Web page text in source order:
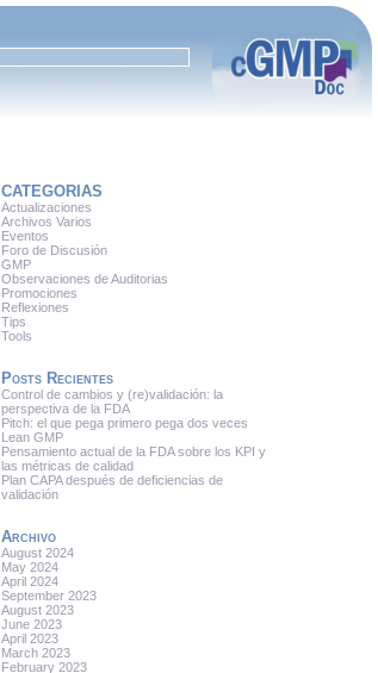
CATEGORIAS
Actualizaciones
Archivos Varios
Eventos
Foro de Discusión
GMP
Observaciones de Auditorias
Promociones
Reflexiones
Tips
Tools
Posts Recientes
Control de cambios y (re)validación: la
perspectiva de la FDA
Pitch: el que pega primero pega dos veces
Lean GMP
Pensamiento actual de la FDA sobre los KPI y
las métricas de calidad
Plan CAPA después de deficiencias de
validación
Archivo
August 2024
May 2024
April 2024
September 2023
August 2023
June 2023
April 2023
March 2023
February 2023